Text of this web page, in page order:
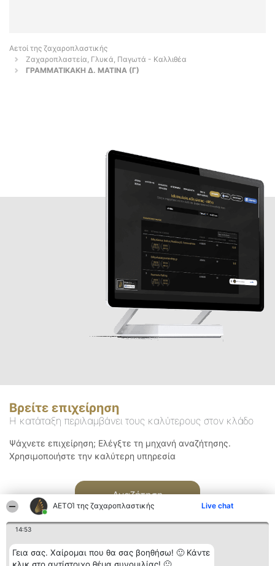
ΑΕΤΟΊ της ζαχαροπλαστικής Live chat
14:53
Γεια σας. Χαίρομαι που θα σας βοηθήσω! 🙂 Κάντε
Αετοί της ζαχαροπλαστικής
Ζαχαροπλαστεία, Γλυκά, Παγωτά - Καλλιθέα
ΓΡΑΜΜΑΤΙΚΑΚΗ Δ. ΜΑΤΙΝΑ (Γ)
Βρείτε επιχείρηση
Η κατάταξη περιλαμβάνει τους καλύτερους στον κλάδο
Ψάχνετε επιχείρηση; Ελέγξτε τη μηχανή αναζήτησης.
Χρησιμοποιήστε την καλύτερη υπηρεσία
Αναζήτηση